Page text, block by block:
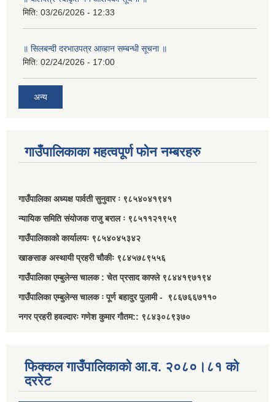
मिति: 03/26/2026 - 12:33
॥ सिलबन्दी दरभाउपत्र आव्हान सम्बन्धी सूचना ॥
मिति: 02/24/2026 - 17:00
अन्य
गाउँपालिकाका महत्वपूर्ण फोन नम्बरहरु
गाउँपालिका अध्यक्ष पार्वती सुनुवार ः ९८५४०४१९४१
न्यायिक समिति संयोजक राजु बराल ः ९८५११२१९५९
गाउँपालिकाको कार्यालयः ९८५४०४५३४२
खाङसाङ अस्थायी प्रहरी चौकीः ९८४५७८९५५६
गाउँपालिका एम्बुलेन्स चालक : चेत प्रसाद काफ्ले ९८४४१९७१९४
गाउँपालिका एम्बुलेन्स चालक ः पूर्ण बहादुर पुलामी - ९८६७६६७११०
नगर प्रहरी हवल्दारः गणेश कुमार गौतम:: ९८४३०८९३७०
फिक्कल गाउँपालिकाको आ.व. २०८०।८१ को
दररेट